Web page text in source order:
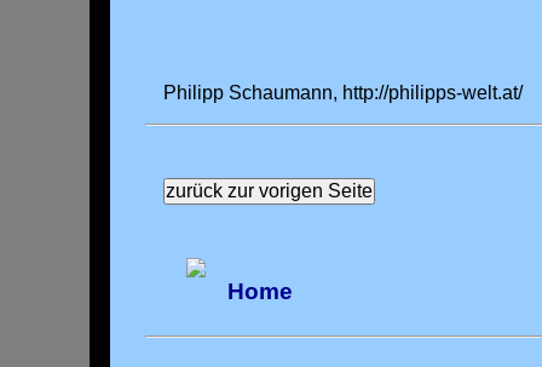
Philipp Schaumann, http://philipps-welt.at/
Home